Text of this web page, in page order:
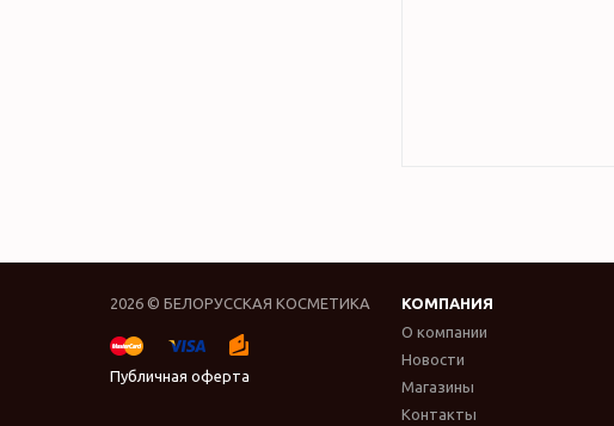
2026 © БЕЛОРУССКАЯ КОСМЕТИКА
Публичная оферта
КОМПАНИЯ
О компании
Новости
Магазины
Контакты